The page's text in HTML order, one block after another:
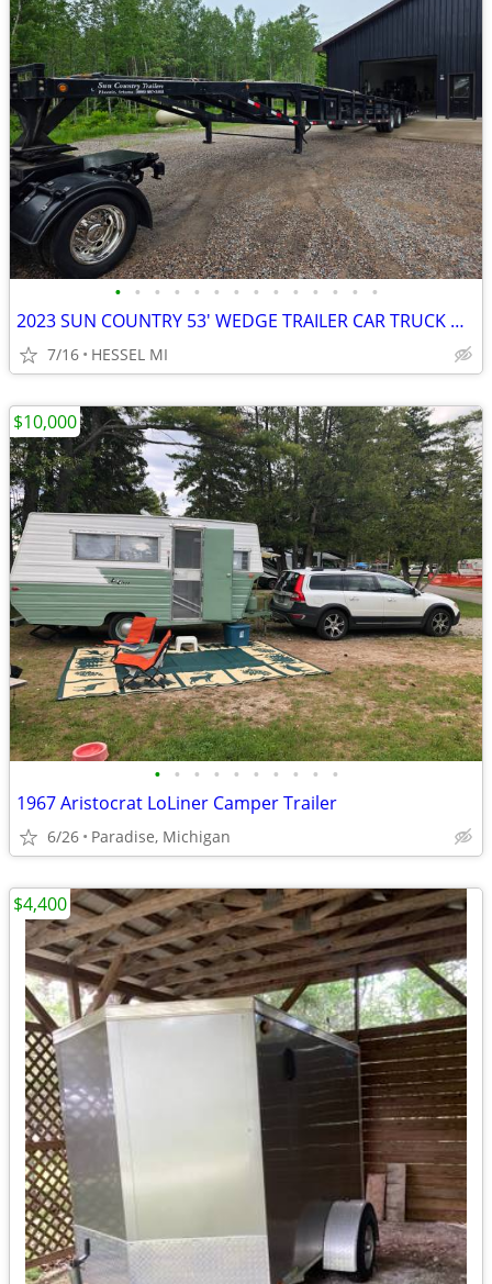
• • • • • • • • • • • • • •
2023 SUN COUNTRY 53' WEDGE TRAILER CAR TRUCK HOTSHOT HAULER
7/16 HESSEL MI
• • • • • • • • • •
1967 Aristocrat LoLiner Camper Trailer
6/26 Paradise, Michigan
$10,000
$4,400